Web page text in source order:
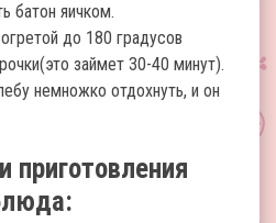
батон яичком.
до 180 градусов
займет 30-40 минут).
немножко отдохнуть, и он
приготовления